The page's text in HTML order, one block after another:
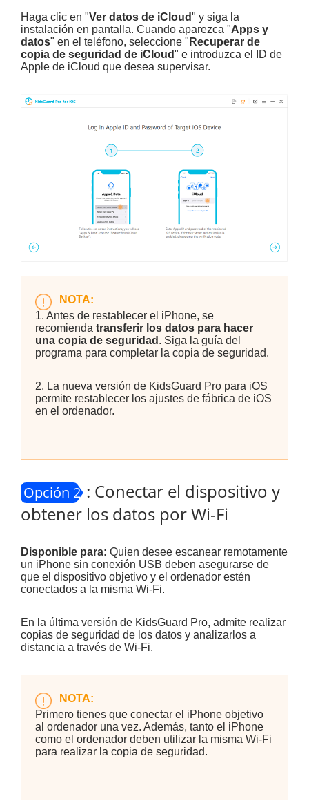
Haga clic en "Ver datos de iCloud" y siga la
instalación en pantalla. Cuando aparezca "Apps y
datos" en el teléfono, seleccione " Recuperar de
copia de seguridad de iCloud" e introduzca el ID de
Apple de iCloud que desea supervisar.
NOTA:
1. Antes de restablecer el iPhone, se
recomienda transferir los datos para hacer
una copia de seguridad . Siga la guía del
programa para completar la copia de seguridad.
2. La nueva versión de KidsGuard Pro para iOS
permite restablecer los ajustes de fábrica de iOS
en el ordenador.
Opción 2 : Conectar el dispositivo y
obtener los datos por Wi-Fi
Disponible para: Quien desee escanear remotamente
un iPhone sin conexión USB deben asegurarse de
que el dispositivo objetivo y el ordenador estén
conectados a la misma Wi-Fi.
En la última versión de KidsGuard Pro, admite realizar
copias de seguridad de los datos y analizarlos a
distancia a través de Wi-Fi.
NOTA:
Primero tienes que conectar el iPhone objetivo
al ordenador una vez. Además, tanto el iPhone
como el ordenador deben utilizar la misma Wi-Fi
para realizar la copia de seguridad.